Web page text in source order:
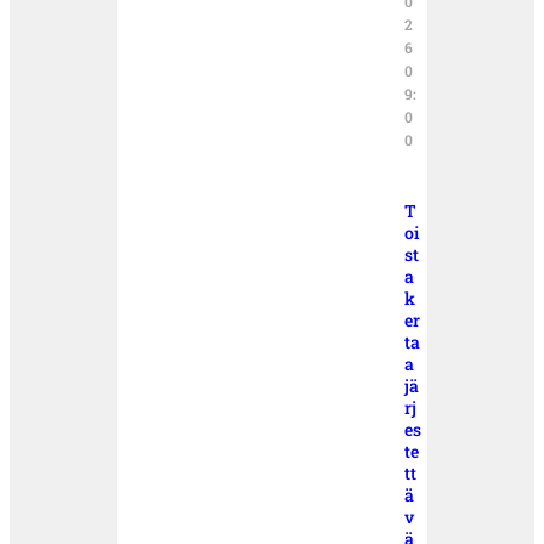
2
6
0
9:
0
0
T
oi
st
a
k
er
ta
a
jä
rj
es
te
tt
ä
v
ä